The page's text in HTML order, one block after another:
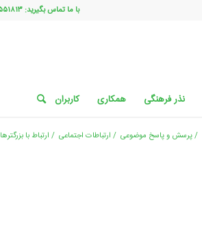
با ما تماس بگیرید: ۰۲۱۳۳۵۵۱۸۱۳
نذر فرهنگی همکاری کاربران
/پرسش و پاسخ موضوعی / ارتباطات اجتماعی / ارتباط با بزرگترها